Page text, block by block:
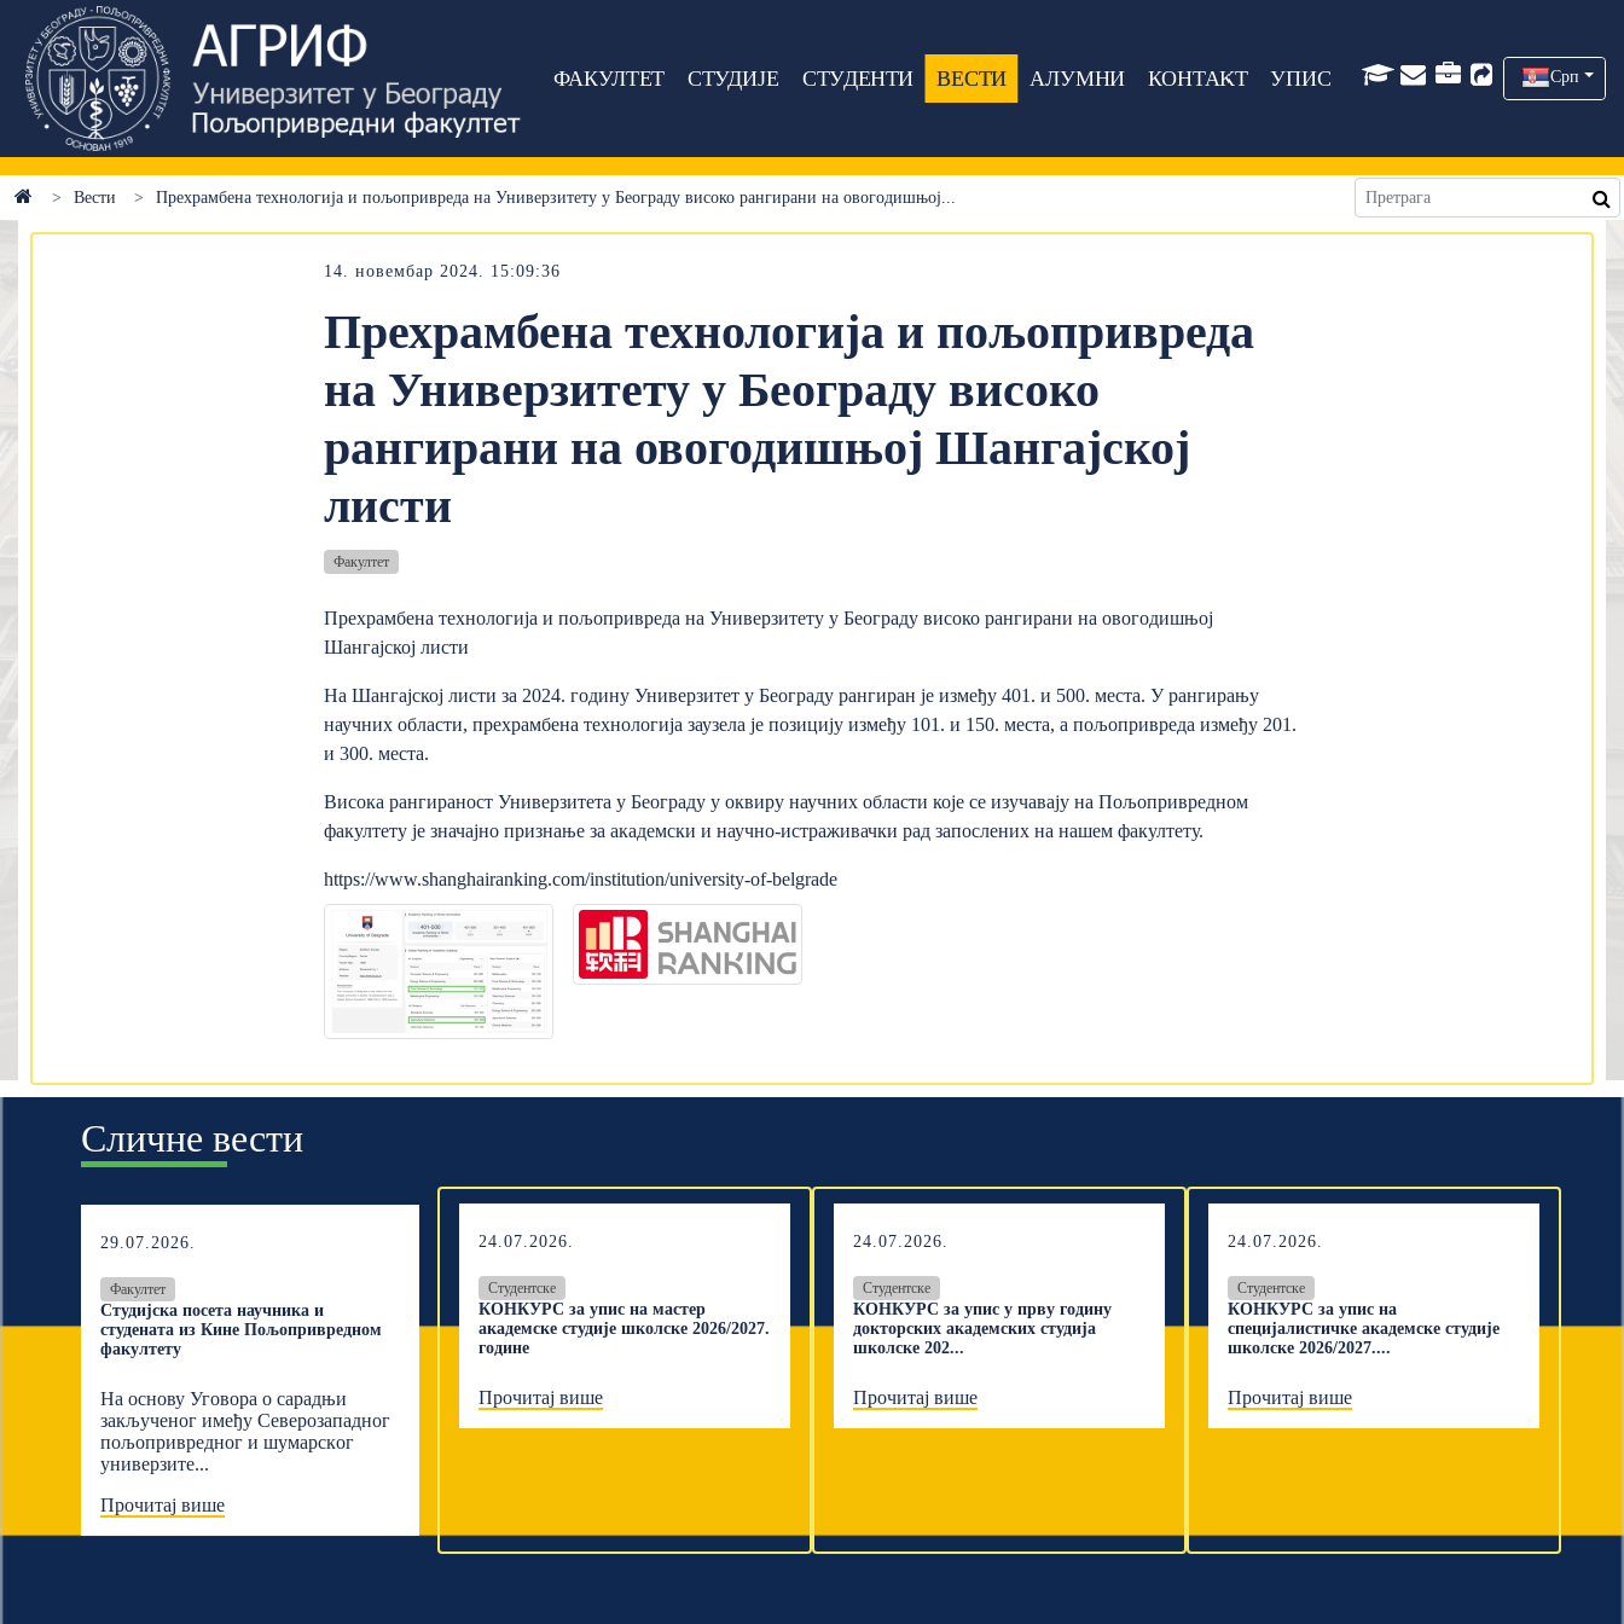
ФАКУЛТЕТ СТУДИЈЕ СТУДЕНТИ ВЕСТИ АЛУМНИ КОНТАКТ УПИС Срп
Вести Прехрамбена технологија и пољопривреда на Универзитету у Београду високо рангирани на овогодишњој...
14. новембар 2024. 15:09:36
Прехрамбена технологија и пољопривреда
на Универзитету у Београду високо
рангирани на овогодишњој Шангајској
листи
Факултет
Прехрамбена технологија и пољопривреда на Универзитету у Београду високо рангирани на овогодишњој
Шангајској листи
На Шангајској листи за 2024. годину Универзитет у Београду рангиран је између 401. и 500. места. У рангирању
научних области, прехрамбена технологија заузела је позицију између 101. и 150. места, а пољопривреда између 201.
и 300. места.
Висока рангираност Универзитета у Београду у оквиру научних области које се изучавају на Пољопривредном
факултету је значајно признање за академски и научно-истраживачки рад запослених на нашем факултету.
https://www.shanghairanking.com/institution/university-of-belgrade
Сличне вести
29.07.2026.
Факултет
Студијска посета научника и
студената из Кине Пољопривредном
факултету
На основу Уговора о сарадњи
закљученог имеђу Северозападног
пољопривредног и шумарскoг
универзите...
Прочитај више
24.07.2026.
Студентске
КОНКУРС за упис на мастер
академске студије школске 2026/2027.
године
Прочитај више
24.07.2026.
Студентске
КОНКУРС за упис у прву годину
докторских академских студија
школске 202...
Прочитај више
24.07.2026.
Студентске
КОНКУРС за упис на
специјалистичке академске студије
школске 2026/2027....
Прочитај више